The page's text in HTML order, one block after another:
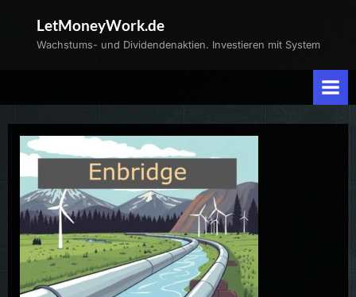
LetMoneyWork.de
Wachstums- und Dividendenaktien. Investieren mit System